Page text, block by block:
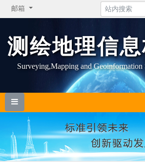
邮箱
测绘地理信息
Surveying,Mapping and Geoinformation